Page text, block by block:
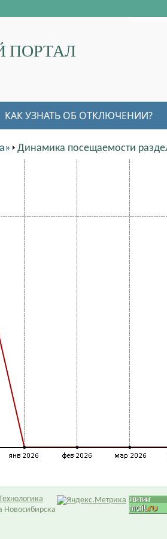
ПОРТАЛ
КАК УЗНАТЬ ОБ ОТКЛЮЧЕНИИ?
Динамика посещаемости
Новосибирска